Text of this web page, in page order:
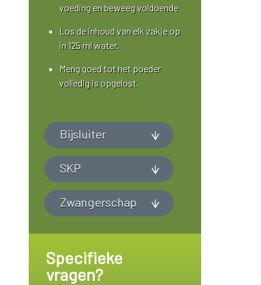
voeding en beweeg voldoende
Los de inhoud van elk zakje op
in 125 ml water.
Meng goed tot het poeder
volledig is opgelost.
Bijsluiter
SKP
Zwangerschap
Specifieke
vragen?